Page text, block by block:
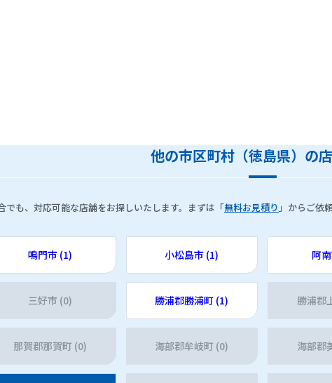
他の市区町村（徳島県）の
も、対応可能な店舗をお探しいたします。まずは「無料お見積り 」からご依
鳴門市 (1) 小松島市 (1) 阿
三好市 (0) 勝浦郡勝浦町 (1) 勝浦郡
那賀郡那賀町 (0) 海部郡牟岐町 (0) 海部郡